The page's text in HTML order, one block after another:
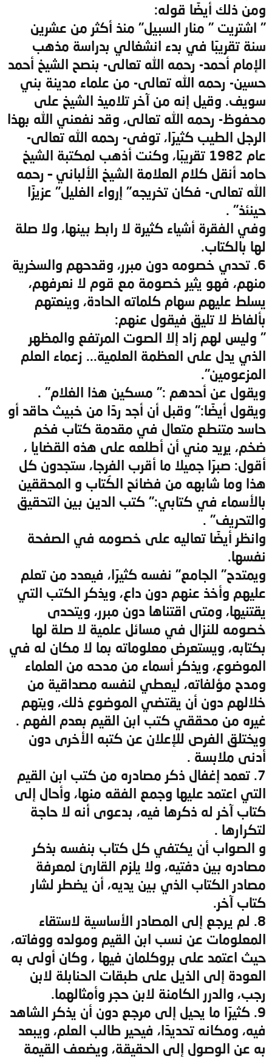
ومن ذلك أيضًا قوله:
" اشتريت " منار السبيل" منذ أكثر من عشرين
سنة تقريبًا في بدء انشغالي بدراسة مذهب
الإمام أحمد- رحمه الله تعالى- بنصح الشيخ أحمد
حسين- رحمه الله تعالى- من علماء مدينة بني
سويف. وقيل إنه من آخر تلاميذ الشيخ على
محفوظ- رحمه الله تعالى، وقد نفعني الله بهذا
الرجل الطيب كثيرًا، توفى- رحمه الله تعالى-
عام 1982 تقريبًا، وكنت أذهب لمكتبة الشيخ
حامد أنقل كلام العلامة الشيخ الألباني – رحمه
الله تعالى- فكان تخريجه" إرواء الغليل" عزيزًا
حينئذ" .
وفي الفقرة أشياء كثيرة لا رابط بينها، ولا صلة
لها بالكتاب.
6. تحدي خصومه دون مبرر، وقدحهم والسخرية
منهم، فهو يثير خصومة مع قوم لا نعرفهم،
يسلط عليهم سهام كلماته الحادة، وينعتهم
بألفاظ لا تليق فيقول عنهم:
" وليس لهم زاد إلا الصوت المرتفع والمظهر
الذي يدل على العظمة العلمية... زعماء العلم
المزعومين".
ويقول عن أحدهم :" مسكين هذا الغلام" .
ويقول أيضًا:" وقبل أن أجد ردًا من خبيث حاقد أو
حاسد متنطع متعال في مقدمة كتاب فخم
ضخم، يريد مني أن أطلعه على هذه القضايا ،
أقول: صبرًا جميلا ما أقرب الفرجا، ستجدون كل
هذا وما شابهه من فضائح الكُتاب و المحققين
بالأسماء في كتابي:" كتب الدين بين التحقيق
والتحريف" .
وانظر أيضًا تعاليه على خصومه في الصفحة
نفسها.
ويمتدح" الجامع" نفسه كثيرًا، فيعدد من تعلم
عليهم وأخذ عنهم دون داع، ويذكر الكتب التي
يقتنيها، ومتى اقتناها دون مبرر، ويتحدى
خصومه للنزال في مسائل علمية لا صلة لها
بكتابه، ويستعرض معلوماته بما لا مكان له في
الموضوع، ويذكر أسماء من مدحه من العلماء
ومدح مؤلفاته، ليعطي لنفسه مصداقية من
خلالهم دون أن يقتضي الموضوع ذلك، ويتهم
غيره من محققي كتب ابن القيم بعدم الفهم .
ويختلق الفرص للإعلان عن كتبه الأخرى دون
أدنى ملابسة .
7. تعمد إغفال ذكر مصادره من كتب ابن القيم
التي اعتمد عليها وجمع الفقه منها، وأحال إلى
كتاب آخر له ذكرها فيه، بدعوى أنه لا حاجة
لتكرارها .
و الصواب أن يكتفي كل كتاب بنفسه بذكر
مصادره بين دفتيه، ولا يلزم القارئ لمعرفة
مصادر الكتاب الذي بين يديه، أن يضطر لشار
كتاب آخر.
8. لم يرجع إلى المصادر الأساسية لاستقاء
المعلومات عن نسب ابن القيم ومولده ووفاته،
حيث اعتمد على بروكلمان فيها ، وكان أولى به
العودة إلى الذيل على طبقات الحنابلة لابن
رجب، والدرر الكامنة لابن حجر وأمثالهما.
9. كثيرًا ما يحيل إلى مرجع دون أن يذكر الشاهد
فيه، ومكانه تحديدًا، فيحير طالب العلم، ويبعد
به عن الوصول إلى الحقيقة، ويضعف القيمة